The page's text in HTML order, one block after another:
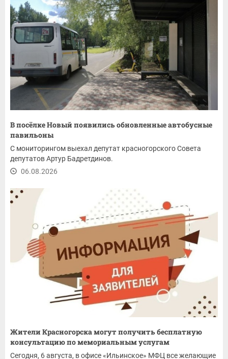
В посёлке Новый появились обновленные автобусные
павильоны
С мониторингом выехал депутат красногорского Совета
депутатов Артур Бадретдинов.
06.08.2026
Жители Красногорска могут получить бесплатную
консультацию по мемориальным услугам
Сегодня, 6 августа, в офисе «Ильинское» МФЦ все желающие